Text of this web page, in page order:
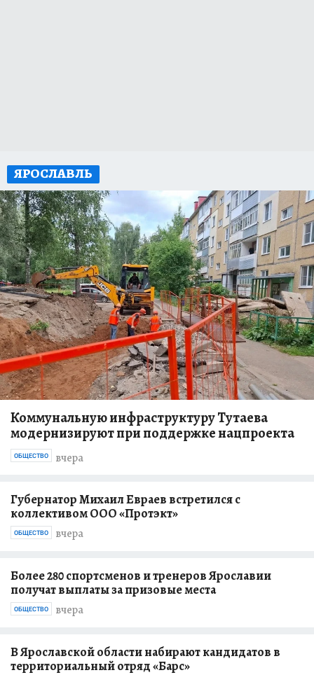
ЯРОСЛАВЛЬ
Коммунальную инфраструктуру Тутаева
модернизируют при поддержке нацпроекта
вчера
ОБЩЕСТВО
Губернатор Михаил Евраев встретился с
коллективом ООО «Протэкт»
вчера
ОБЩЕСТВО
Более 280 спортсменов и тренеров Ярославии
получат выплаты за призовые места
вчера
ОБЩЕСТВО
В Ярославской области набирают кандидатов в
территориальный отряд «Барс»